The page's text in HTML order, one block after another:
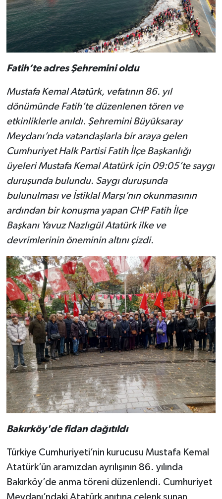
Fatih’te adres Şehremini oldu
Mustafa Kemal Atatürk, vefatının 86. yıl
dönümünde Fatih’te düzenlenen tören ve
etkinliklerle anıldı. Şehremini Büyüksaray
Meydanı’nda vatandaşlarla bir araya gelen
Cumhuriyet Halk Partisi Fatih İlçe Başkanlığı
üyeleri Mustafa Kemal Atatürk için 09:05’te saygı
duruşunda bulundu. Saygı duruşunda
bulunulması ve İstiklal Marşı’nın okunmasının
ardından bir konuşma yapan CHP Fatih İlçe
Başkanı Yavuz Nazlıgül Atatürk ilke ve
devrimlerinin öneminin altını çizdi.
Bakırköy'de fidan dağıtıldı
Türkiye Cumhuriyeti’nin kurucusu Mustafa Kemal
Atatürk’ün aramızdan ayrılışının 86. yılında
Bakırköy’de anma töreni düzenlendi. Cumhuriyet